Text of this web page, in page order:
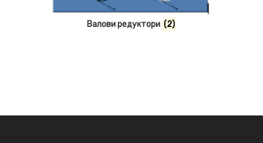
Валови редуктори (2)